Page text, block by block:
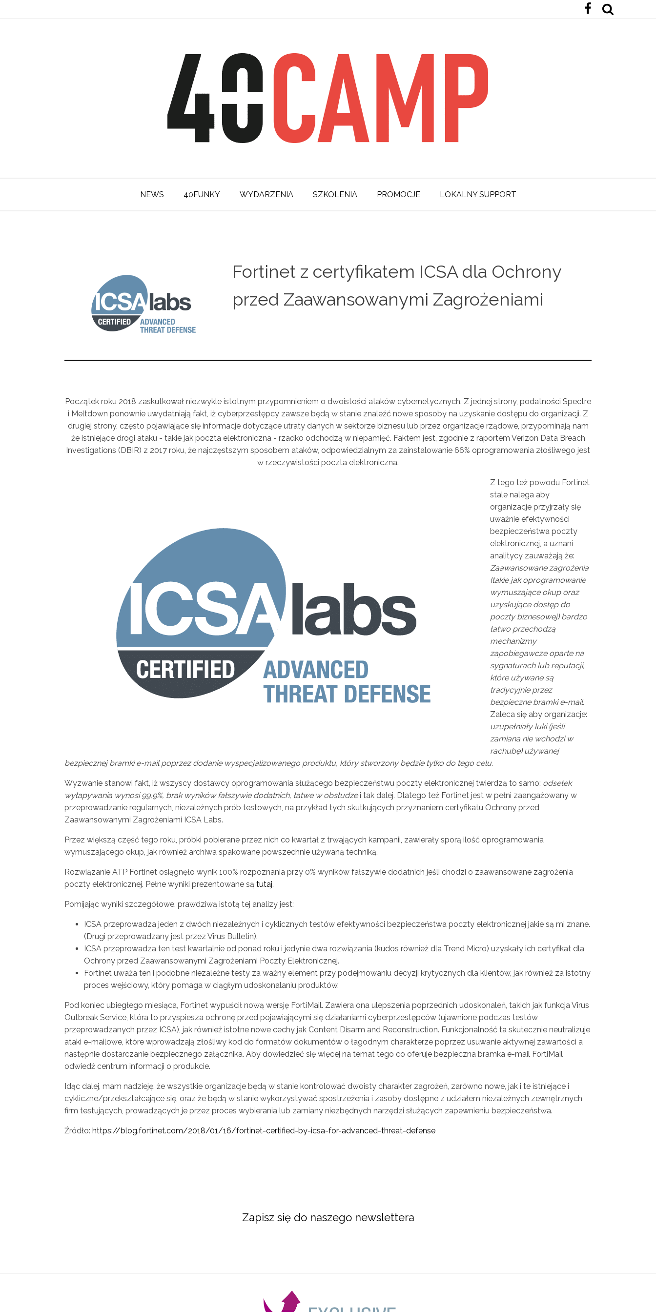
NEWS 40FUNKY WYDARZENIA SZKOLENIA PROMOCJE LOKALNY SUPPORT
Fortinet z certyfikatem ICSA dla Ochrony
przed Zaawansowanymi Zagrożeniami
Początek roku 2018 zaskutkował niezwykle istotnym przypomnieniem o dwoistości ataków cybernetycznych. Z jednej strony, podatności Spectre
i Meltdown ponownie uwydatniają fakt, iż cyberprzestępcy zawsze będą w stanie znaleźć nowe sposoby na uzyskanie dostępu do organizacji. Z
drugiej strony, często pojawiające się informacje dotyczące utraty danych w sektorze biznesu lub przez organizacje rządowe, przypominają nam
że istniejące drogi ataku - takie jak poczta elektroniczna - rzadko odchodzą w niepamięć. Faktem jest, zgodnie z raportem Verizon Data Breach
Investigations (DBIR) z 2017 roku, że najczęstszym sposobem ataków, odpowiedzialnym za zainstalowanie 66% oprogramowania złośliwego jest
w rzeczywistości poczta elektroniczna.
Z tego też powodu Fortinet
stale nalega aby
organizacje przyjrzały się
uważnie efektywności
bezpieczeństwa poczty
elektronicznej, a uznani
analitycy zauważają że:
Zaawansowane zagrożenia
(takie jak oprogramowanie
wymuszające okup oraz
uzyskujące dostęp do
poczty biznesowej) bardzo
łatwo przechodzą
mechanizmy
zapobiegawcze oparte na
sygnaturach lub reputacji,
które używane są
tradycyjnie przez
bezpieczne bramki e-mail.
Zaleca się aby organizacje:
uzupełniały luki (jeśli
zamiana nie wchodzi w
rachubę) używanej
bezpiecznej bramki e-mail poprzez dodanie wyspecjalizowanego produktu, który stworzony będzie tylko do tego celu.
Wyzwanie stanowi fakt, iż wszyscy dostawcy oprogramowania służącego bezpieczeństwu poczty elektronicznej twierdzą to samo: odsetek
wyłapywania wynosi 99,9%, brak wyników fałszywie dodatnich, łatwe w obsłudzei tak dalej. Dlatego też Fortinet jest w pełni zaangażowany w
przeprowadzanie regularnych, niezależnych prób testowych, na przykład tych skutkujących przyznaniem certyfikatu Ochrony przed
Zaawansowanymi Zagrożeniami ICSA Labs.
Przez większą część tego roku, próbki pobierane przez nich co kwartał z trwających kampanii, zawierały sporą ilość oprogramowania
wymuszającego okup, jak również archiwa spakowane powszechnie używaną techniką.
Rozwiązanie ATP Fortinet osiągnęło wynik 100% rozpoznania przy 0% wyników fałszywie dodatnich jeśli chodzi o zaawansowane zagrożenia
poczty elektronicznej. Pełne wyniki prezentowane są tutaj.
Pomijając wyniki szczegółowe, prawdziwą istotą tej analizy jest:
ICSA przeprowadza jeden z dwóch niezależnych i cyklicznych testów efektywności bezpieczeństwa poczty elektronicznej jakie są mi znane.
(Drugi przeprowadzany jest przez Virus Bulletin).
ICSA przeprowadza ten test kwartalnie od ponad roku i jedynie dwa rozwiązania (kudos również dla Trend Micro) uzyskały ich certyfikat dla
Ochrony przed Zaawansowanymi Zagrożeniami Poczty Elektronicznej.
Fortinet uważa ten i podobne niezależne testy za ważny element przy podejmowaniu decyzji krytycznych dla klientów, jak również za istotny
proces wejściowy, który pomaga w ciągłym udoskonalaniu produktów.
Pod koniec ubiegłego miesiąca, Fortinet wypuścił nową wersję FortiMail. Zawiera ona ulepszenia poprzednich udoskonaleń, takich jak funkcja Virus
Outbreak Service, która to przyspiesza ochronę przed pojawiającymi się działaniami cyberprzestępców (ujawnione podczas testów
przeprowadzanych przez ICSA), jak również istotne nowe cechy jak Content Disarm and Reconstruction. Funkcjonalność ta skutecznie neutralizuje
ataki e-mailowe, które wprowadzają złośliwy kod do formatów dokumentów o łagodnym charakterze poprzez usuwanie aktywnej zawartości a
następnie dostarczanie bezpiecznego załącznika. Aby dowiedzieć się więcej na temat tego co oferuje bezpieczna bramka e-mail FortiMail
odwiedź centrum informacji o produkcie.
Idąc dalej, mam nadzieję, że wszystkie organizacje będą w stanie kontrolować dwoisty charakter zagrożeń, zarówno nowe, jak i te istniejące i
cykliczne/przekształcające się, oraz że będą w stanie wykorzystywać spostrzeżenia i zasoby dostępne z udziałem niezależnych zewnętrznych
firm testujących, prowadzących je przez proces wybierania lub zamiany niezbędnych narzędzi służących zapewnieniu bezpieczeństwa.
Źródło: https://blog.fortinet.com/2018/01/16/fortinet-certified-by-icsa-for-advanced-threat-defense
Zapisz się do naszego newslettera